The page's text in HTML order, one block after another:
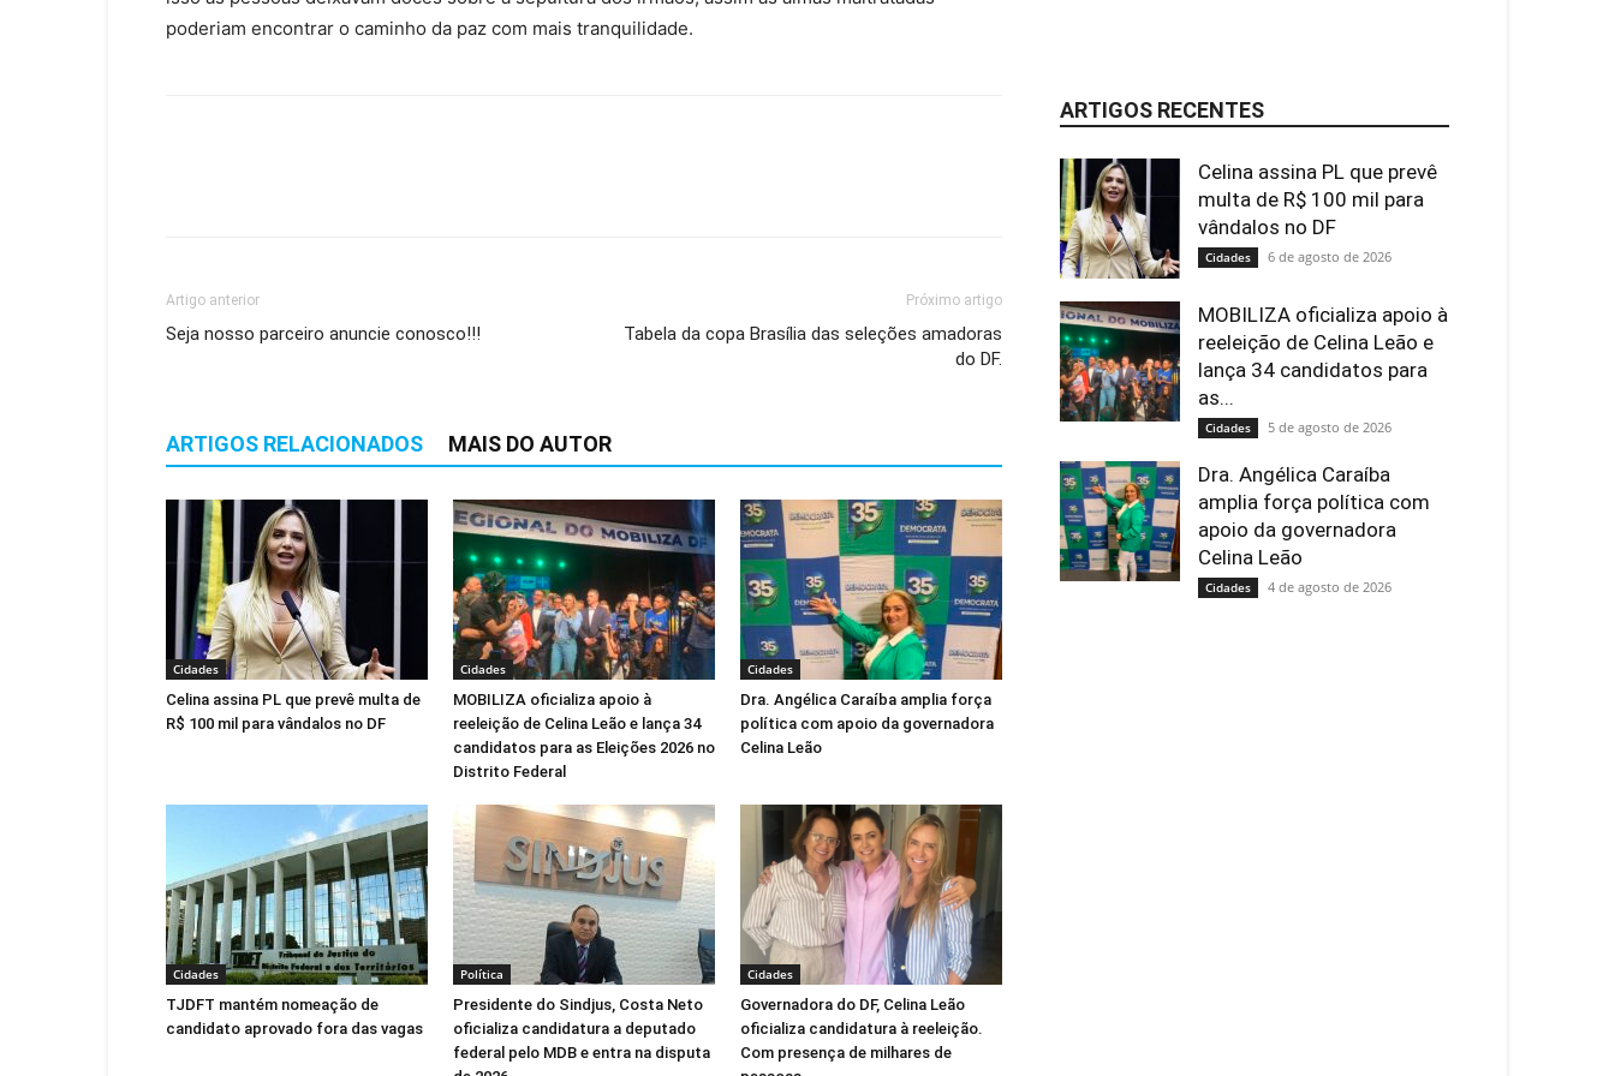
poderiam encontrar o caminho da paz com mais tranquilidade.
Artigo anterior
Seja nosso parceiro anuncie conosco!!!
Próximo artigo
Tabela da copa Brasília das seleções amadoras
do DF.
ARTIGOS RELACIONADOS MAIS DO AUTOR
Cidades
Celina assina PL que prevê multa de
R$ 100 mil para vândalos no DF
Cidades
MOBILIZA oficializa apoio à
reeleição de Celina Leão e lança 34
candidatos para as Eleições 2026 no
Distrito Federal
Cidades
Dra. Angélica Caraíba amplia força
política com apoio da governadora
Celina Leão
Cidades
TJDFT mantém nomeação de
candidato aprovado fora das vagas
Política
Presidente do Sindjus, Costa Neto
oficializa candidatura a deputado
federal pelo MDB e entra na disputa
Cidades
Governadora do DF, Celina Leão
oficializa candidatura à reeleição.
Com presença de milhares de
ARTIGOS RECENTES
Celina assina PL que prevê
multa de R$ 100 mil para
vândalos no DF
Cidades 6 de agosto de 2026
MOBILIZA oficializa apoio à
reeleição de Celina Leão e
lança 34 candidatos para
as...
Cidades 5 de agosto de 2026
Dra. Angélica Caraíba
amplia força política com
apoio da governadora
Celina Leão
Cidades 4 de agosto de 2026